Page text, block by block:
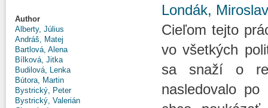
Author
Alberty, Július
Andráš, Matej
Bartlová, Alena
Bílková, Jitka
Budilová, Lenka
Bútora, Martin
Bystrický, Peter
Bystrický, Valerián
Londák, Miroslav
Cieľom tejto
vo všetkých
sa snaží o
nasledovalo